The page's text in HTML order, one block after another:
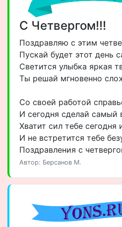
С Четвергом!!!
Поздравляю с этим
Пускай будет этот день
Светится улыбка яркая
Ты решай мгновенно
Со своей работой
И сегодня сделай самый
Хватит сил тебе сегодня
И не встретится тебе
Поздравления с
Автор: Берсанов М.